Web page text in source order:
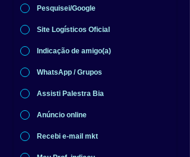
Pesquisei/Google
Site Logísticos Oficial
Indicação de amigo(a)
WhatsApp / Grupos
Assisti Palestra Bia
Anúncio online
Recebi e-mail mkt